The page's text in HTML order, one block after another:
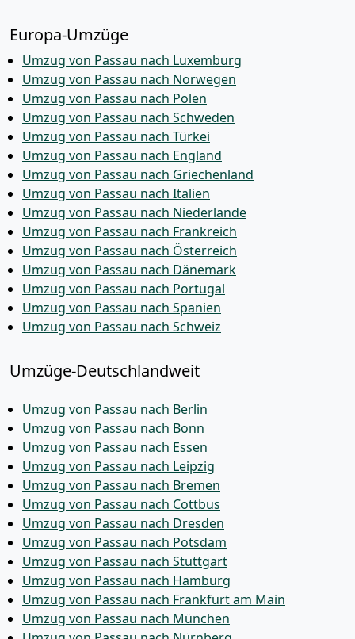
Europa-Umzüge
Umzug von Passau nach Luxemburg
Umzug von Passau nach Norwegen
Umzug von Passau nach Polen
Umzug von Passau nach Schweden
Umzug von Passau nach Türkei
Umzug von Passau nach England
Umzug von Passau nach Griechenland
Umzug von Passau nach Italien
Umzug von Passau nach Niederlande
Umzug von Passau nach Frankreich
Umzug von Passau nach Österreich
Umzug von Passau nach Dänemark
Umzug von Passau nach Portugal
Umzug von Passau nach Spanien
Umzug von Passau nach Schweiz
Umzüge-Deutschlandweit
Umzug von Passau nach Berlin
Umzug von Passau nach Bonn
Umzug von Passau nach Essen
Umzug von Passau nach Leipzig
Umzug von Passau nach Bremen
Umzug von Passau nach Cottbus
Umzug von Passau nach Dresden
Umzug von Passau nach Potsdam
Umzug von Passau nach Stuttgart
Umzug von Passau nach Hamburg
Umzug von Passau nach Frankfurt am Main
Umzug von Passau nach München